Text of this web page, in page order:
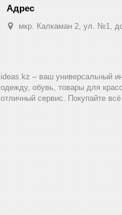
мкр. Калкаман 2, ул. №1,
ideas.kz – ваш универсальный
одежду, обувь, товары для
отличный сервис. Покупайте